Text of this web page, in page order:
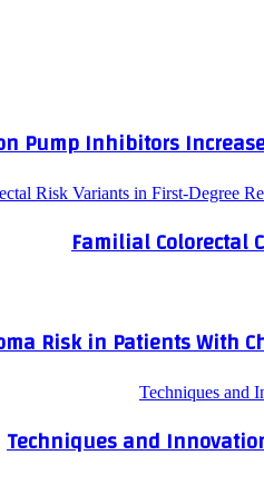
Pump Inhibitors
Familial Colorectal
Risk in Patients With
Techniques and